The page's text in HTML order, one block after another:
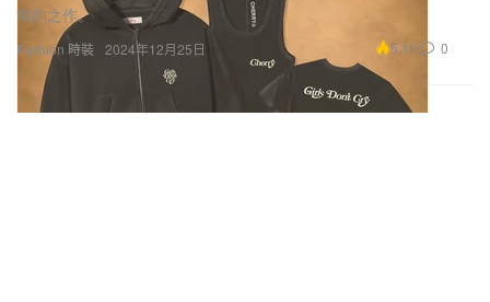
Fashion 時裝
簡約之作。
2024年12月25日 5.1K 0